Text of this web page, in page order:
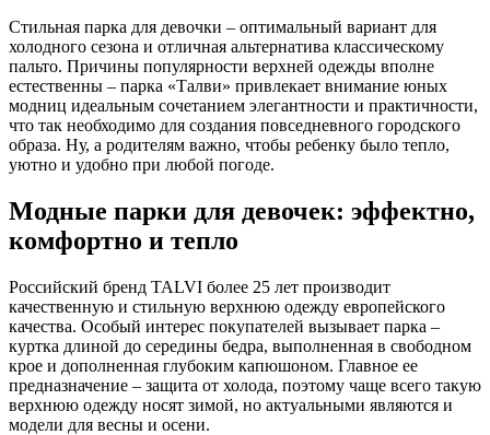
Стильная парка для девочки – оптимальный вариант для
холодного сезона и отличная альтернатива классическому
пальто. Причины популярности верхней одежды вполне
естественны – парка «Талви» привлекает внимание юных
модниц идеальным сочетанием элегантности и практичности,
что так необходимо для создания повседневного городского
образа. Ну, а родителям важно, чтобы ребенку было тепло,
уютно и удобно при любой погоде.
Модные парки для девочек: эффектно,
комфортно и тепло
Российский бренд TALVI более 25 лет производит
качественную и стильную верхнюю одежду европейского
качества. Особый интерес покупателей вызывает парка –
куртка длиной до середины бедра, выполненная в свободном
крое и дополненная глубоким капюшоном. Главное ее
предназначение – защита от холода, поэтому чаще всего такую
верхнюю одежду носят зимой, но актуальными являются и
модели для весны и осени.